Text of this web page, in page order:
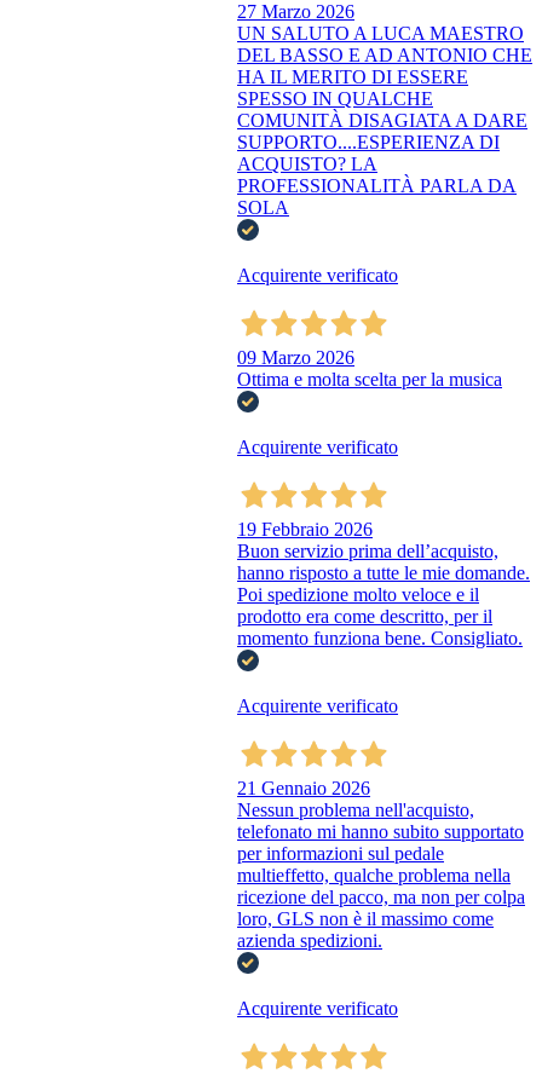
27 Marzo 2026
UN SALUTO A LUCA MAESTRO
DEL BASSO E AD ANTONIO CHE
HA IL MERITO DI ESSERE
SPESSO IN QUALCHE
COMUNITÀ DISAGIATA A DARE
SUPPORTO....ESPERIENZA DI
ACQUISTO? LA
PROFESSIONALITÀ PARLA DA
SOLA
Acquirente verificato
09 Marzo 2026
Ottima e molta scelta per la musica
Acquirente verificato
19 Febbraio 2026
Buon servizio prima dell’acquisto,
hanno risposto a tutte le mie domande.
Poi spedizione molto veloce e il
prodotto era come descritto, per il
momento funziona bene. Consigliato.
Acquirente verificato
21 Gennaio 2026
Nessun problema nell'acquisto,
telefonato mi hanno subito supportato
per informazioni sul pedale
multieffetto, qualche problema nella
ricezione del pacco, ma non per colpa
loro, GLS non è il massimo come
azienda spedizioni.
Acquirente verificato